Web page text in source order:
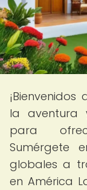
¡Bienvenidos
la aventura
para
Sumérgete
globales a
en América